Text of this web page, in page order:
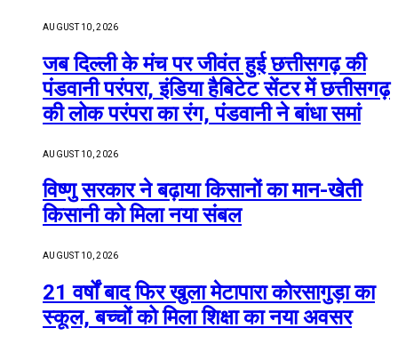
AUGUST 10, 2026
जब दिल्ली के मंच पर जीवंत हुई छत्तीसगढ़ की
पंडवानी परंपरा, इंडिया हैबिटेट सेंटर में छत्तीसगढ़
की लोक परंपरा का रंग, पंडवानी ने बांधा समां
AUGUST 10, 2026
विष्णु सरकार ने बढ़ाया किसानों का मान-खेती
किसानी को मिला नया संबल
AUGUST 10, 2026
21 वर्षों बाद फिर खुला मेटापारा कोरसागुड़ा का
स्कूल, बच्चों को मिला शिक्षा का नया अवसर